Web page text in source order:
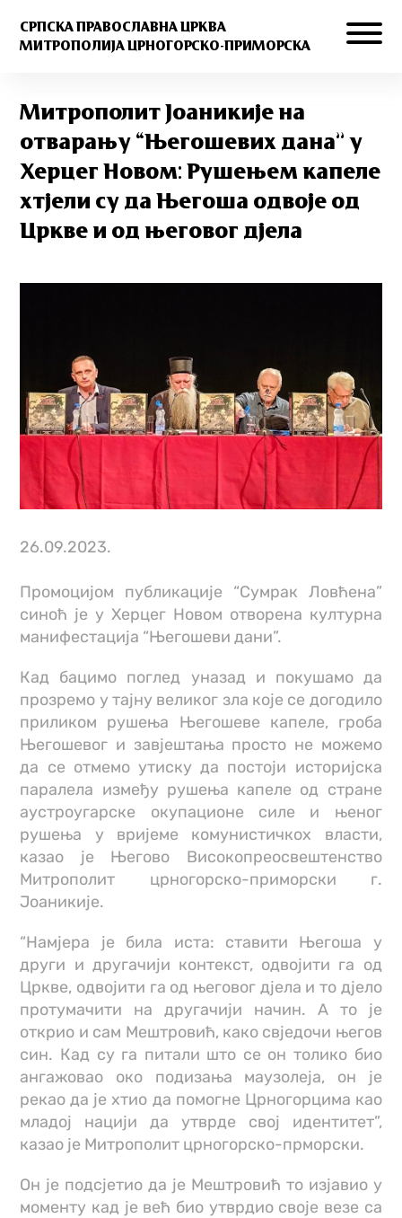
СРПСКА ПРАВОСЛАВНА ЦРКВА
МИТРОПОЛИЈА ЦРНОГОРСКО-ПРИМОРСКА
Митрополит Јоаникије на
отварању “Његошевих дана” у
Херцег Новом: Рушењем капеле
хтјели су да Његоша одвоје од
Цркве и од његовог дјела
26.09.2023.
Промоцијом публикације “Сумрак Ловћена”
синоћ је у Херцег Новом отворена културна
манифестација “Његошеви дани”.
Кад бацимо поглед уназад и покушамо да
прозремо у тајну великог зла које се догодило
приликом рушења Његошеве капеле, гроба
Његошевог и завјештања просто не можемо
да се отмемо утиску да постоји историјска
паралела између рушења капеле од стране
аустроугарске окупационе силе и њеног
рушења у вријеме комунистичкох власти,
казао је Његово Високопреосвештенство
Митрополит црногорско-приморски г.
Јоаникије.
“Намјера је била иста: ставити Његоша у
други и другачији контекст, одвојити га од
Цркве, одвојити га од његовог дјела и то дјело
протумачити на другачији начин. А то је
открио и сам Мештровић, како свједочи његов
син. Кад су га питали што се он толико био
ангажовао око подизања маузолеја, он је
рекао да је хтио да помогне Црногорцима као
младој нацији да утврде свој идентитет”,
казао је Митрополит црногорско-прморски.
Он је подсјетио да је Мештровић то изјавио у
моменту кад је већ био утврдио своје везе са